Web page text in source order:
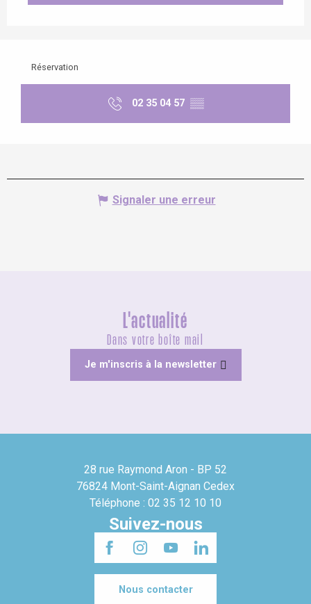
Réservation
02 35 04 57 ▒▒
Signaler une erreur
L'actualité
Dans votre boîte mail
Je m'inscris à la newsletter
28 rue Raymond Aron - BP 52
76824 Mont-Saint-Aignan Cedex
Téléphone : 02 35 12 10 10
Suivez-nous
Nous contacter